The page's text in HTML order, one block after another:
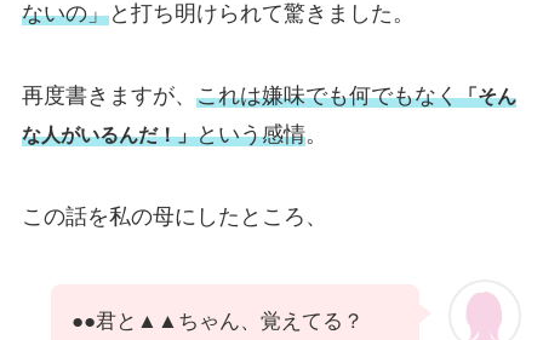
ないの」と打ち明けられて驚きました。
再度書きますが、 これは嫌味でも何でもなく「そん
な人がいるんだ！」という感情。
この話を私の母にしたところ、
●●君と▲▲ちゃん、覚えてる？